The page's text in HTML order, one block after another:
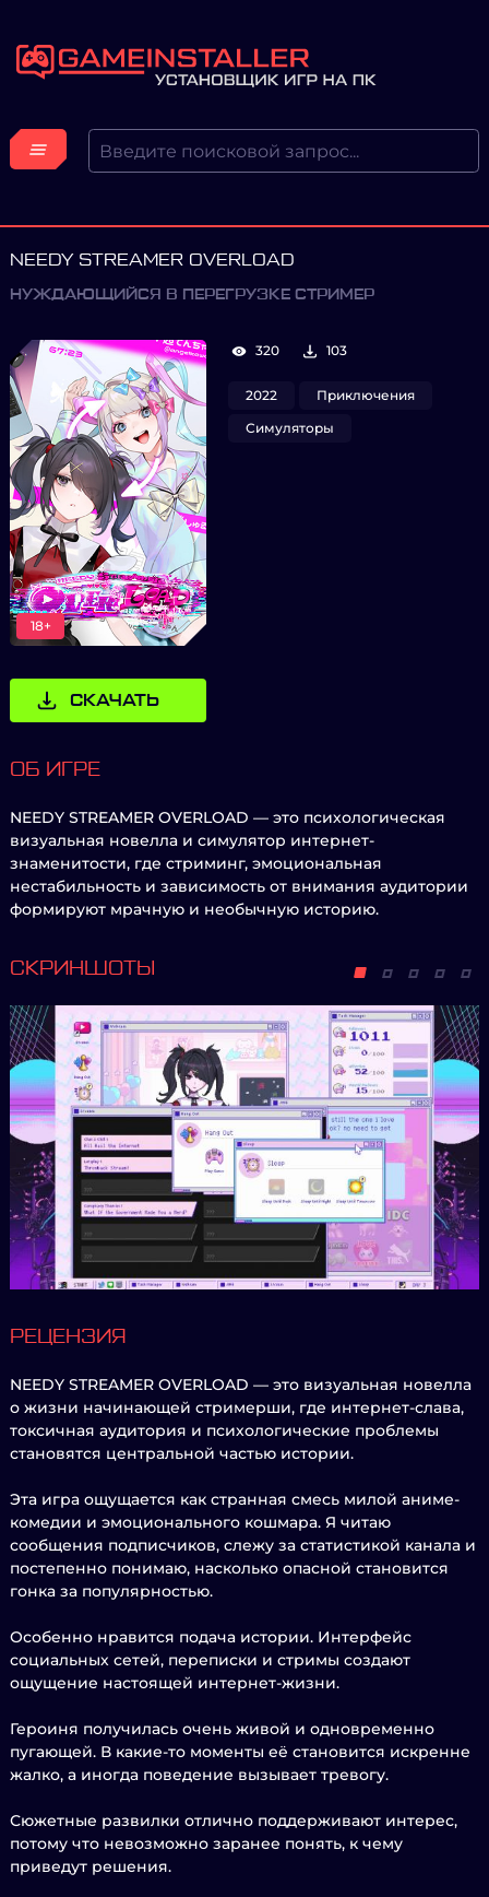
NEEDY STREAMER OVERLOAD
НУЖДАЮЩИЙСЯ В ПЕРЕГРУЗКЕ СТРИМЕР
18+
СКАЧАТЬ
320 103
2022
Приключения
Симуляторы
ОБ ИГРЕ
NEEDY STREAMER OVERLOAD — это психологическая
визуальная новелла и симулятор интернет-
знаменитости, где стриминг, эмоциональная
нестабильность и зависимость от внимания аудитории
формируют мрачную и необычную историю.
СКРИНШОТЫ
РЕЦЕНЗИЯ
NEEDY STREAMER OVERLOAD — это визуальная новелла
о жизни начинающей стримерши, где интернет-слава,
токсичная аудитория и психологические проблемы
становятся центральной частью истории.
Эта игра ощущается как странная смесь милой аниме-
комедии и эмоционального кошмара. Я читаю
сообщения подписчиков, слежу за статистикой канала и
постепенно понимаю, насколько опасной становится
гонка за популярностью.
Особенно нравится подача истории. Интерфейс
социальных сетей, переписки и стримы создают
ощущение настоящей интернет-жизни.
Героиня получилась очень живой и одновременно
пугающей. В какие-то моменты её становится искренне
жалко, а иногда поведение вызывает тревогу.
Сюжетные развилки отлично поддерживают интерес,
потому что невозможно заранее понять, к чему
приведут решения.